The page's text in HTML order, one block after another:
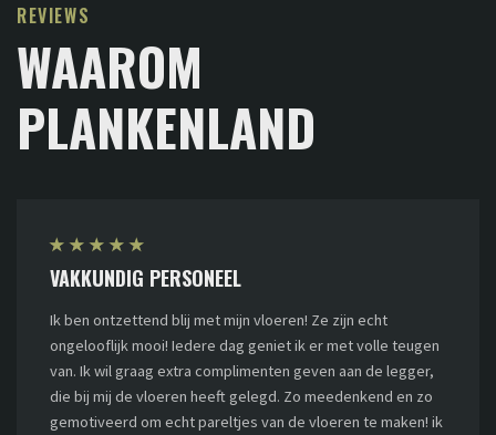
REVIEWS
WAAROM
PLANKENLAND
★ ★ ★ ★ ★
VAKKUNDIG PERSONEEL
Ik ben ontzettend blij met mijn vloeren! Ze zijn echt
ongelooflijk mooi! Iedere dag geniet ik er met volle teugen
van. Ik wil graag extra complimenten geven aan de legger,
die bij mij de vloeren heeft gelegd. Zo meedenkend en zo
gemotiveerd om echt pareltjes van de vloeren te maken! ik